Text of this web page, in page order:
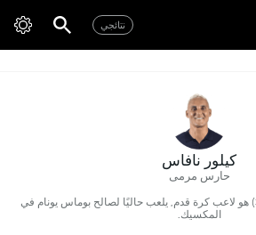
نتائجي
كيلور نافاس
حارس مرمى
كيلور نافاس (كوستاريكا, 39) هو لاعب كرة قدم, يلعب حاليًا لصالح بوماس يونام في
المكسيك.